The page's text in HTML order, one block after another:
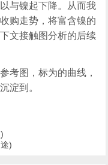
与镍起下降。从而我
购走势，将富含镍的
文接触图分析的后续
考图，标为的曲线，
淀到。
)